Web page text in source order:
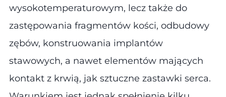
wysokotemperaturowym, lecz także do
zastępowania fragmentów kości, odbudowy
zębów, konstruowania implantów
stawowych, a nawet elementów mających
kontakt z krwią, jak sztuczne zastawki serca.